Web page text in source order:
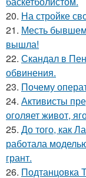
20. На стройке
21. Месть
вышла!
22. Скандал в
обвинения.
23. Почему
24. Активисты
оголяет живот,
25. До того, как
работала
грант.
26. Подтанцовка